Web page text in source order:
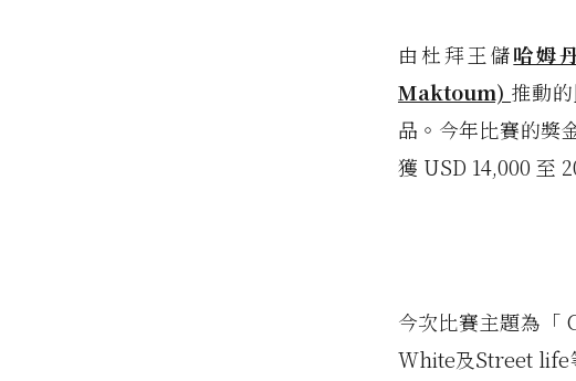
由杜拜王儲哈姆
Maktoum) 推動的
品。今年比賽的獎
獲 USD 14,000 至
今次比賽主題為
White及Street life